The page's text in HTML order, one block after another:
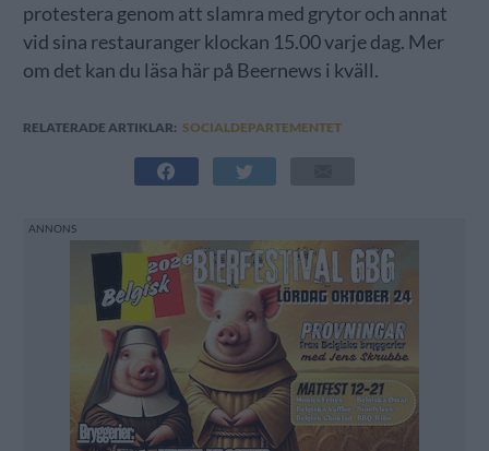
protestera genom att slamra med grytor och annat
vid sina restauranger klockan 15.00 varje dag. Mer
om det kan du läsa här på Beernews i kväll.
RELATERADE ARTIKLAR: SOCIALDEPARTEMENTET